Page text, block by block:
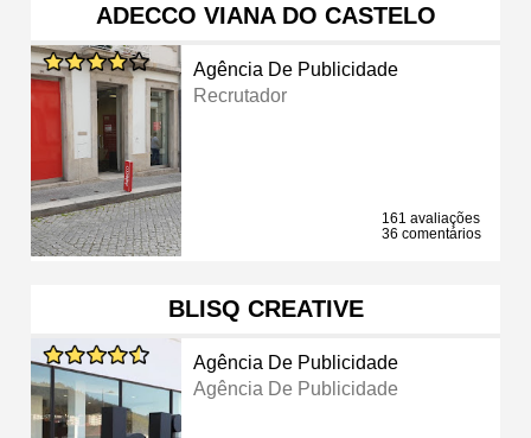
ADECCO VIANA DO CASTELO
Agência De Publicidade
Recrutador
161 avaliações
36 comentários
BLISQ CREATIVE
Agência De Publicidade
Agência De Publicidade